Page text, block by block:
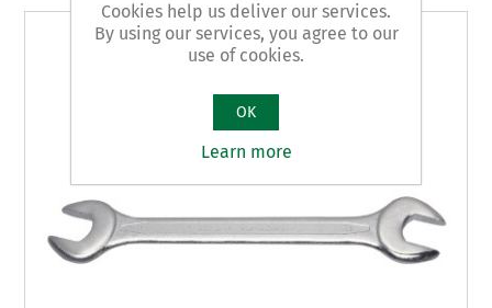
Cookies help us deliver our services.
By using our services, you agree to our
use of cookies.
OK
Learn more